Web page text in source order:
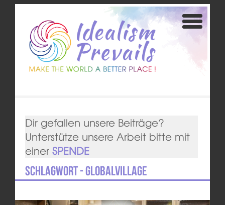
Dir gefallen unsere Beiträge?
Unterstütze unsere Arbeit bitte mit
einer SPENDE
Schlagwort - GlobalVillage